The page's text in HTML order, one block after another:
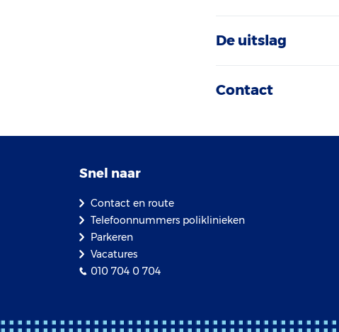
De uitslag
Contact
Snel naar
Contact en route
Telefoonnummers poliklinieken
Parkeren
Vacatures
010 704 0 704